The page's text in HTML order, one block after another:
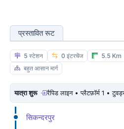
प्रस्तावित रूट
5 स्टेशन 0 इंटरचेंज 5.5 Km
बहुत आसान मार्ग
यात्रा शुरू रैपिड लाइन • प्लैटफ़ॉर्म 1 •
सिकन्दरपुर